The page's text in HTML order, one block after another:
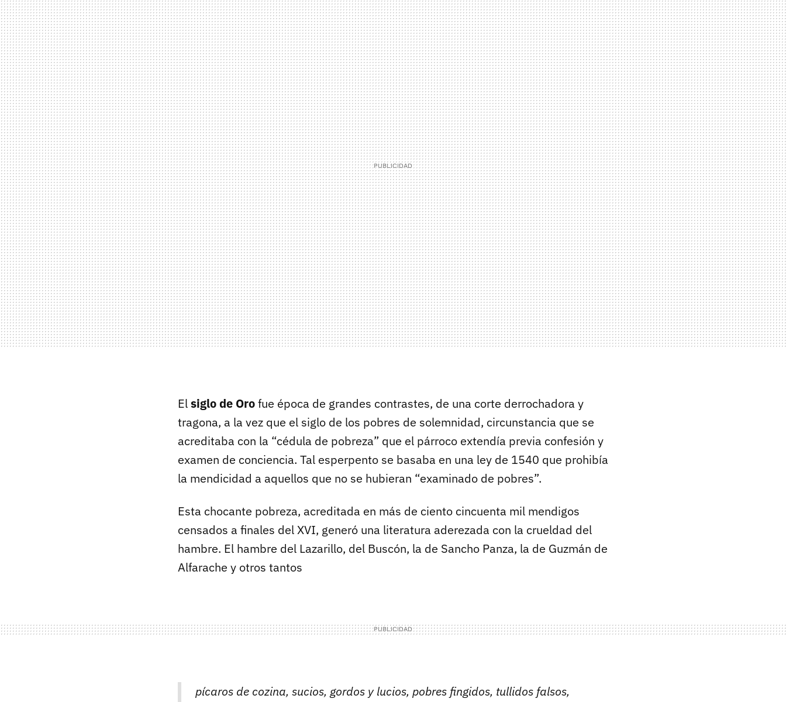
Elsiglo de Orofue época de grandes contrastes, de una corte derrochadora y
tragona, a la vez que el siglo de los pobres de solemnidad, circunstancia que se
acreditaba con la “cédula de pobreza” que el párroco extendía previa confesión y
examen de conciencia. Tal esperpento se basaba en una ley de 1540 que prohibía
la mendicidad a aquellos que no se hubieran “examinado de pobres”.
Esta chocante pobreza, acreditada en más de ciento cincuenta mil mendigos
censados a finales del XVI, generó una literatura aderezada con la crueldad del
hambre. El hambre del Lazarillo, del Buscón, la de Sancho Panza, la de Guzmán de
Alfarache y otros tantos
pícaros de cozina, sucios, gordos y lucios, pobres fingidos, tullidos falsos,